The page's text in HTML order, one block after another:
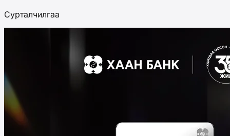
Сурталчилгаа